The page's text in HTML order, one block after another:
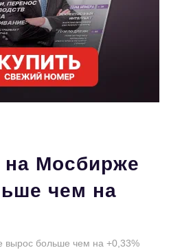
Мосбирже
чем на
вырос больше чем на +0,33%